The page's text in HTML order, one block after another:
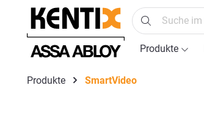
Zur Hauptnavigation springen
Produkte
Produkte SmartVideo